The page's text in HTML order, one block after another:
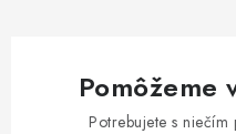
Pomôžeme
Potrebujete s